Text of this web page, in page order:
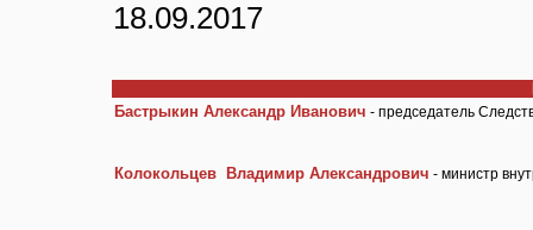
18.09.2017
Бастрыкин Александр Иванович - председатель
Колокольцев Владимир Александрович - министр